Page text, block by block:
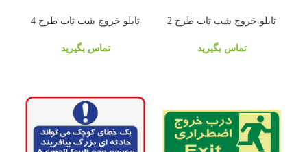
تابلو خروج شب تاب طرح 2
تماس بگیرید
تابلو خروج شب تاب طرح 4
تماس بگیرید